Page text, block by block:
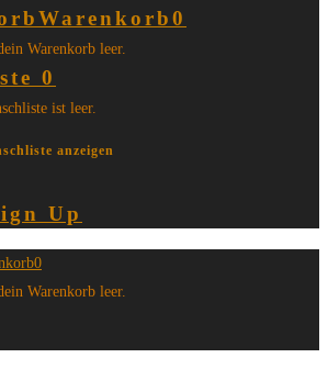
Warenkorb0
Warenkorb leer.
0
ist leer.
anzeigen
Up
0
Warenkorb leer.